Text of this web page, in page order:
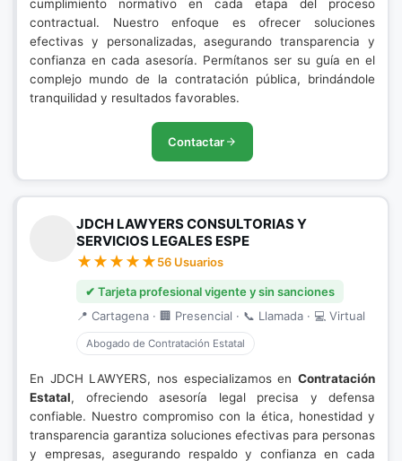
cumplimiento normativo en cada etapa del proceso
contractual. Nuestro enfoque es ofrecer soluciones
efectivas y personalizadas, asegurando transparencia y
confianza en cada asesoría. Permítanos ser su guía en el
complejo mundo de la contratación pública, brindándole
tranquilidad y resultados favorables.
Contactar
JDCH LAWYERS CONSULTORIAS Y
SERVICIOS LEGALES ESPE
56 Usuarios
✔ Tarjeta profesional vigente y sin sanciones
📍 Cartagena · 🏢 Presencial · 📞 Llamada · 💻 Virtual
Abogado de Contratación Estatal
En JDCH LAWYERS, nos especializamos en Contratación
Estatal, ofreciendo asesoría legal precisa y defensa
confiable. Nuestro compromiso con la ética, honestidad y
transparencia garantiza soluciones efectivas para personas
y empresas, asegurando respaldo y confianza en cada